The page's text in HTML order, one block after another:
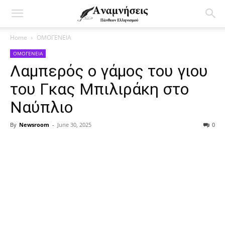
Home ΟΜΟΓΕΝΕΙΑ
ΟΜΟΓΕΝΕΙΑ
Λαμπερός ο γάμος του γιου
του Γκας Μπιλιράκη στο
Ναύπλιο
By Newsroom - June 30, 2025 0